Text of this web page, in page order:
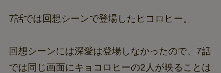
7話では回想シーンで登場したヒコロヒー。
回想シーンには深愛は登場しなかったので、7話
では同じ画面にキョコロヒーの2人が映ることは